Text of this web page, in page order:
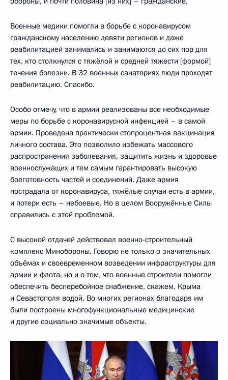
Военные медики помогли в борьбе с коронавирусом
гражданскому населению девяти регионов и даже
реабилитацией занимались и занимаются до сих пор для
тех, кто столкнулся с тяжёлой и средней тяжести [формой]
течения болезни. В 32 военных санаториях люди проходят
реабилитацию. Спасибо.
Особо отмечу, что в армии реализованы все необходимые
меры по борьбе с коронавирусной инфекцией – в самой
армии. Проведена практически стопроцентная вакцинация
личного состава. Это позволило избежать массового
распространения заболевания, защитить жизнь и здоровье
военнослужащих и тем самым гарантировать высокую
боеготовность частей и соединений. Даже армия
пострадала от коронавируса, тяжёлые случаи есть в армии,
и потери есть – небоевые. Но в целом Вооружённые Силы
справились с этой проблемой.
С высокой отдачей действовал военно-строительный
комплекс Минобороны. Говорю не только о значительных
объёмах и своевременном возведении инфраструктуры для
армии и флота, но и о том, что военные строители помогли
обеспечить бесперебойное снабжение, скажем, Крыма
и Севастополя водой. Во многих регионах благодаря им
были построены многофункциональные медицинские
и другие социально значимые объекты.